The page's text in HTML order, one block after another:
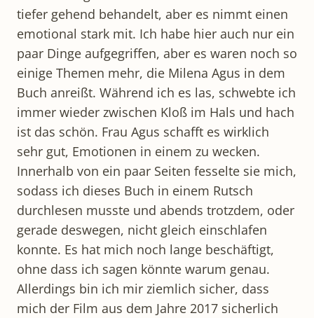
tiefer gehend behandelt, aber es nimmt einen
emotional stark mit. Ich habe hier auch nur ein
paar Dinge aufgegriffen, aber es waren noch so
einige Themen mehr, die Milena Agus in dem
Buch anreißt. Während ich es las, schwebte ich
immer wieder zwischen Kloß im Hals und hach
ist das schön. Frau Agus schafft es wirklich
sehr gut, Emotionen in einem zu wecken.
Innerhalb von ein paar Seiten fesselte sie mich,
sodass ich dieses Buch in einem Rutsch
durchlesen musste und abends trotzdem, oder
gerade deswegen, nicht gleich einschlafen
konnte. Es hat mich noch lange beschäftigt,
ohne dass ich sagen könnte warum genau.
Allerdings bin ich mir ziemlich sicher, dass
mich der Film aus dem Jahre 2017 sicherlich